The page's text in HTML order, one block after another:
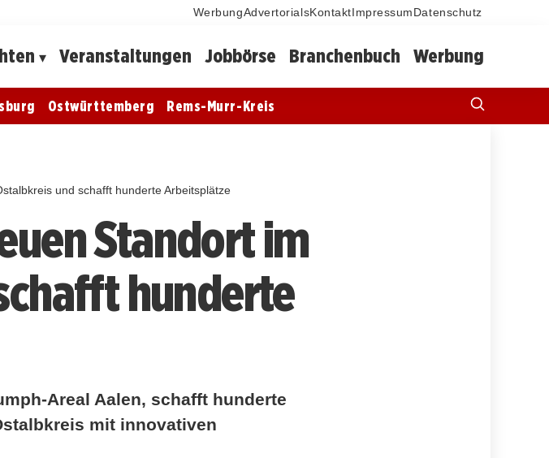
WerbungAdvertorialsKontakt Impressum Datenschutz
Veranstaltungen Jobbörse Branchenbuch Werbung
Ostwürttemberg Rems-Murr-Kreis
und schafft hunderte Arbeitsplätze
Standort im
hunderte
Areal Aalen, schafft hunderte
mit innovativen